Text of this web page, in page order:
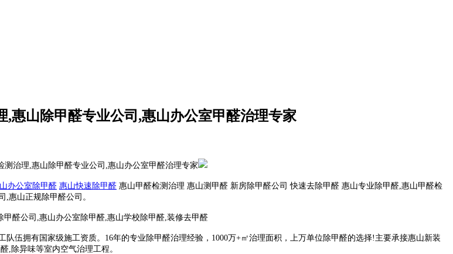
,惠山除甲醛专业公司,惠山办公室甲醛治理专家
办公室除甲醛 惠山快速除甲醛 惠山甲醛检测治理 惠山测甲醛 新房除甲醛公司 快速去除甲醛 惠山专业除甲醛,惠山甲醛检
惠山正规除甲醛公司。
伍拥有国家级施工资质。16年的专业除甲醛治理经验，1000万+㎡治理面积，上万单位除甲醛的选择!主要承接惠山新装
,除异味等室内空气治理工程。